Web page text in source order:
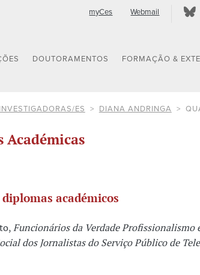
myCes Webmail
DOUTORAMENTOS FORMAÇÃO &
INVESTIGADORAS/ES DIANA ANDRINGA
Académicas
académicos
Funcionários da Verdade Profissionalismo
dos Jornalistas do Serviço Público de